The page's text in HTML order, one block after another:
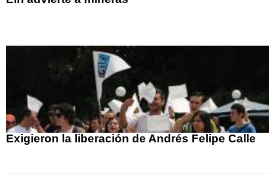
Exigieron la liberación de Andrés Felipe Calle